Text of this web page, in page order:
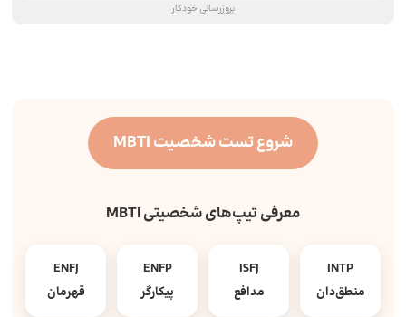
بروزرسانی خودکار
شروع تست شخصیت MBTI
معرفی تیپ‌های شخصیتی MBTI
INTP
منطق‌دان
ISFJ
مدافع
ENFP
پیکارگر
ENFJ
قهرمان